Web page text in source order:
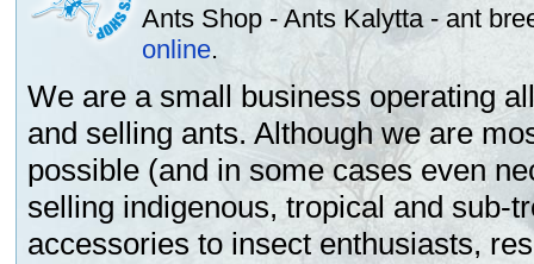
Ants Shop - Ants Kalytta - ant
online.
We are a small business operating
and selling ants. Although we are
possible (and in some cases even
selling indigenous, tropical and sub-
accessories to insect enthusiasts,